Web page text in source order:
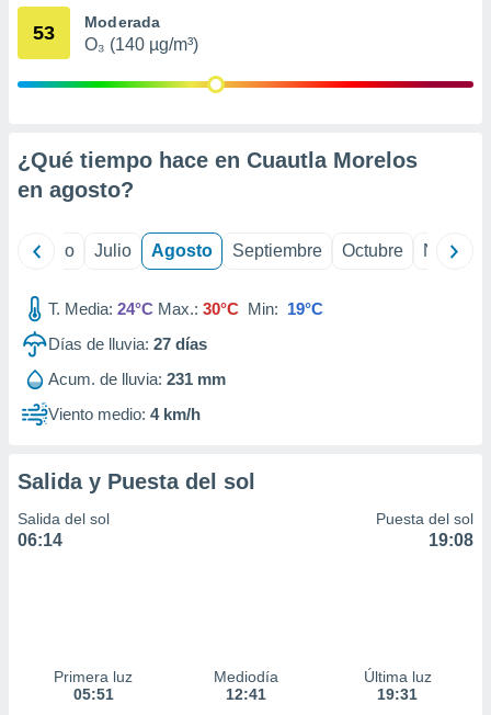
e
publicidad
1199
53 Moderada
O₃ (140 µg/m³)
¿Qué tiempo hace en Cuautla Morelos
en agosto?
Junio Julio Agosto Septiembre Octubre
T. Media: 24°C Max.: 30°C Min: 19°C
Días de lluvia: 27 días
Acum. de lluvia: 231 mm
Viento medio: 4 km/h
Salida y Puesta del sol
Salida del sol
06:14
Puesta del sol
19:08
Primera luz
05:51
Mediodía
12:41
Última luz
19:31